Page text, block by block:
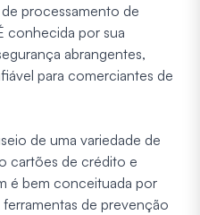
processamento de
conhecida por sua
abrangentes,
para comerciantes de
de uma variedade de
cartões de crédito e
é bem conceituada por
de prevenção